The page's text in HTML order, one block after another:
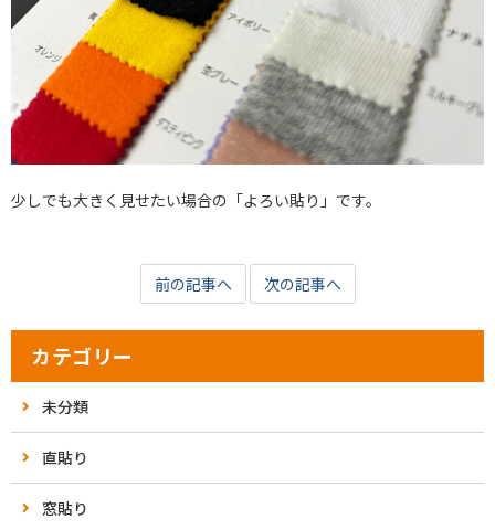
少しでも大きく見せたい場合の「よろい貼り」です。
前の記事へ 次の記事へ
カテゴリー
未分類
直貼り
窓貼り